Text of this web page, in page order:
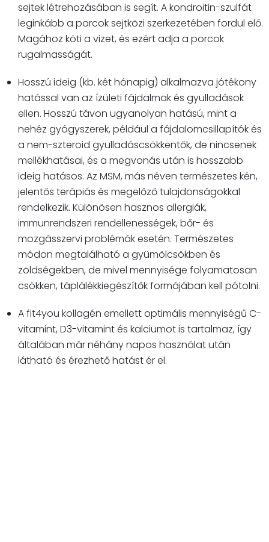
sejtek létrehozásában is segít. A kondroitin-szulfát
leginkább a porcok sejtközi szerkezetében fordul elő.
Magához köti a vizet, és ezért adja a porcok
rugalmasságát.
Hosszú ideig (kb. két hónapig) alkalmazva jótékony
hatással van az ízületi fájdalmak és gyulladások
ellen. Hosszú távon ugyanolyan hatású, mint a
nehéz gyógyszerek, például a fájdalomcsillapítók és
a nem-szteroid gyulladáscsökkentők, de nincsenek
mellékhatásai, és a megvonás után is hosszabb
ideig hatásos. Az MSM, más néven természetes kén,
jelentős terápiás és megelőző tulajdonságokkal
rendelkezik. Különösen hasznos allergiák,
immunrendszeri rendellenességek, bőr- és
mozgásszervi problémák esetén. Természetes
módon megtalálható a gyümölcsökben és
zöldségekben, de mivel mennyisége folyamatosan
csökken, táplálékkiegészítők formájában kell pótolni.
A fit4you kollagén emellett optimális mennyiségű C-
vitamint, D3-vitamint és kalciumot is tartalmaz, így
általában már néhány napos használat után
látható és érezhető hatást ér el.